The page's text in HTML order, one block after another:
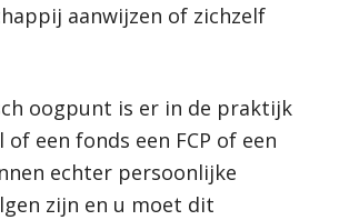
aanwijzen of zichzelf
oogpunt is er in de praktijk
een fonds een FCP of een
echter persoonlijke
zijn en u moet dit